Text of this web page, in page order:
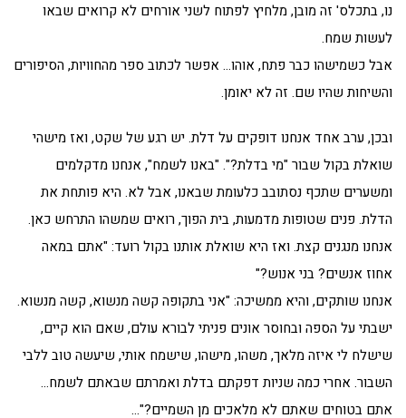
נו, בתכלס' זה מובן, מלחיץ לפתוח לשני אורחים לא קרואים שבאו
לעשות שמח.
אבל כשמישהו כבר פתח, אוהו… אפשר לכתוב ספר מהחוויות, הסיפורים
והשיחות שהיו שם. זה לא יאומן.
ובכן, ערב אחד אנחנו דופקים על דלת. יש רגע של שקט, ואז מישהי
שואלת בקול שבור "מי בדלת?". "באנו לשמח", אנחנו מדקלמים
ומשערים שתכף נסתובב כלעומת שבאנו, אבל לא. היא פותחת את
הדלת. פנים שטופות מדמעות, בית הפוך, רואים שמשהו התרחש כאן.
אנחנו מנגנים קצת. ואז היא שואלת אותנו בקול רועד: "אתם במאה
אחוז אנשים? בני אנוש?"
אנחנו שותקים, והיא ממשיכה: "אני בתקופה קשה מנשוא, קשה מנשוא.
ישבתי על הספה ובחוסר אונים פניתי לבורא עולם, שאם הוא קיים,
שישלח לי איזה מלאך, משהו, מישהו, שישמח אותי, שיעשה טוב ללבי
השבור. אחרי כמה שניות דפקתם בדלת ואמרתם שבאתם לשמח…
אתם בטוחים שאתם לא מלאכים מן השמיים?"…